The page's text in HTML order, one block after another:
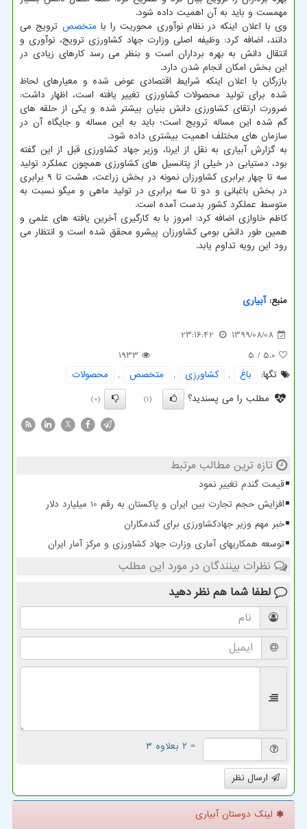
مهمست و باید به آن اهمیت داده شود.
وی با اعلان اینکه در نظام نوآوری محوریت را با متخصص ترویج می
دانند، اضافه کرد: وظیفه اصلی وزارت جهاد کشاورزی ترویج، نوآوری و
انتقال دانش به بهره برداران است و بنظر می رسد کارهای زیادی در
این بخش امکان انجام شدن دارد.
بازرگان با اعلان اینکه شرایط اقتصادی عوض شده و معیارهای لحاظ
شده برای تولید محصولات کشاورزی تغییر یافته است، اظهار داشت:
ضرورت ارتقای کشاورزی دانش بنیان بیشتر شده و یکی از حلقه های
گم شده این مساله ترویج است؛ باید به این مساله و جایگاه آن در
سازمان های مختلف اهمیت بیشتری داده شود.
به گزارش آبیاری به نقل از ایرنا، وزیر جهاد کشاورزی قبل از این گفته
بود، دستیابی در خیلی از پتانسیل های کشاورزی همچون عملکرد تولید
سه تا چهار برابری کشاورزان نمونه در بخش زراعت، هشت تا ۹ برابری
در بخش باغبانی و دو تا سه برابری در تولید ماهی و میگو نسبت به
متوسط عملکرد کشور بدست آمده است.
کاظم خاوازی اضافه کرد: امروز با به کارگیری آخرین یافته های علمی و
همین طور دانش بومی کشاورزان پیشرو محقق شده است و انتظار می
رود این رویه تداوم یابد.
منبع:آبیاری
1399/08/08
23:16:42
5.0
/ 5
1933
تگها:
باغ , كشاورزی , متخصص ,
محصولات
مطلب را می پسندید؟
(1)
(0)
X
تازه ترین مطالب مرتبط
قیمت گندم تغییر نمود
افزایش حجم تجارت بین ایران و پاکستان به رقم 10 میلیارد دلار
خبر مهم وزیر جهادکشاورزی برای گندمکاران
توسعه همکاریهای آماری وزارت جهاد کشاورزی و مرکز آمار ایران
نظرات بینندگان در مورد این مطلب
لطفا شما هم نظر دهید
= ۲ بعلاوه ۳
ارسال نظر
لینک دوستان آبیاری